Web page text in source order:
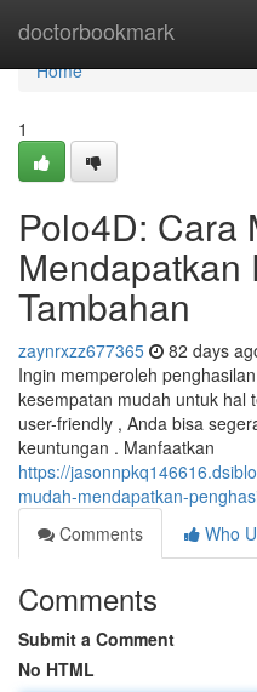
doctorbookmark
Home
Home
1
Polo4D: Cara
Mendapatkan
Tambahan
zaynrxzz677365 82 days
Ingin memperoleh
kesempatan mudah untuk hal
user-friendly , Anda bisa
keuntungan . Manfaatkan
https://
mudah-mendapatkan-
Comments
Who
Comments
Submit a Comment
No HTML